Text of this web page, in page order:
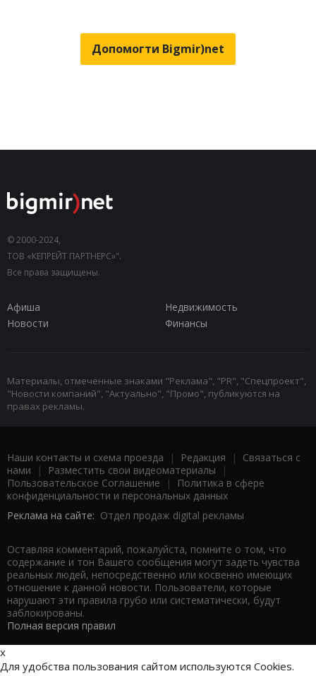
Допомогти Bigmir)net
© 2000-2024,
ТОВ «КЕПРЕЙТ ПАРТНЕРС»".
Все права защищены.
Афиша
Недвижимость
Новости
Финансы
Материалы, отмеченные знаками "Реклама", "PR", "Спецпроект",
"Новости компаний", "Актуально", "Промо", публикуются на
правах рекламы.
Наши контакты и схема проезда | Редакция | Связаться с
нами | Разместить свои видеоматериалы |
Пользовательское Соглашение |
Политика в сфере
конфиденциальности и персональных данных
Реклама на сайте: Отдел продаж digital рекламы
Оставляя комментарий, пожалуйста, помните о том, что
содержание и тон Вашего сообщения могут задеть чувства
реальных людей, непосредственно или косвенно имеющих
отношение к данной новости. Пользователи, которые
нарушают эти правила грубо или систематически, будут
заблокированы.
Полная версия правил
x
Для удобства пользования сайтом используются Cookies.